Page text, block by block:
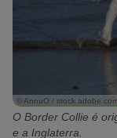
© AnnuO /
O Border Collie é
e a Inglaterra.